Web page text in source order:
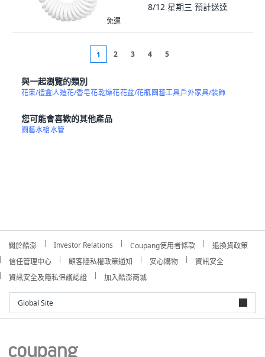
8/12 星期三 預計送達
免運
1 2 3 4 5
與一起瀏覽的類別
花束/禮盒人造花/香皂花乾燥花花盆/花瓶園藝工具戶外家具/裝飾
您可能會喜歡的其他產品
園藝水槍水管
關於酷澎 Investor Relations Coupang使用者條款
退換貨政策
信任管理中心
顧客隱私權政策通知 安心購物
資訊安全
資訊安全及隱私保護認證
加入酷澎商城
Global Site